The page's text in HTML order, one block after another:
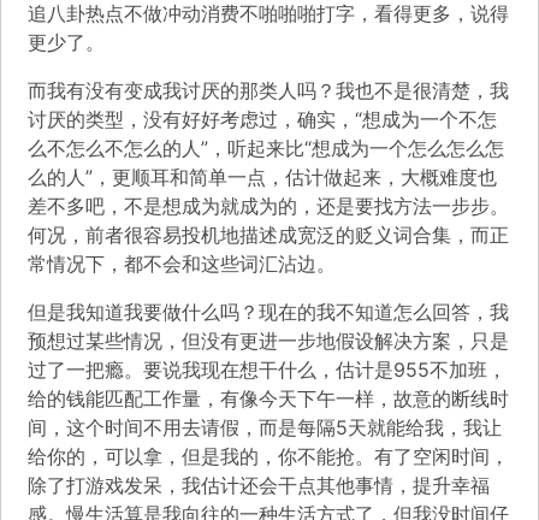
追八卦热点不做冲动消费不啪啪啪打字，看得更多，说得
更少了。
而我有没有变成我讨厌的那类人吗？我也不是很清楚，我
讨厌的类型，没有好好考虑过，确实，“想成为一个不怎
么不怎么不怎么的人”，听起来比“想成为一个怎么怎么怎
么的人”，更顺耳和简单一点，估计做起来，大概难度也
差不多吧，不是想成为就成为的，还是要找方法一步步。
何况，前者很容易投机地描述成宽泛的贬义词合集，而正
常情况下，都不会和这些词汇沾边。
但是我知道我要做什么吗？现在的我不知道怎么回答，我
预想过某些情况，但没有更进一步地假设解决方案，只是
过了一把瘾。要说我现在想干什么，估计是955不加班，
给的钱能匹配工作量，有像今天下午一样，故意的断线时
间，这个时间不用去请假，而是每隔5天就能给我，我让
给你的，可以拿，但是我的，你不能抢。有了空闲时间，
除了打游戏发呆，我估计还会干点其他事情，提升幸福
感。慢生活算是我向往的一种生活方式了，但我没时间仔